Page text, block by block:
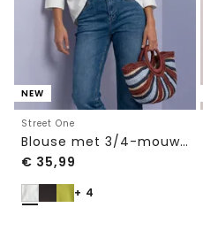
NEW
Street One
Blouse met 3/4-mouwen en split in de hals
€ 35,99
+ 4